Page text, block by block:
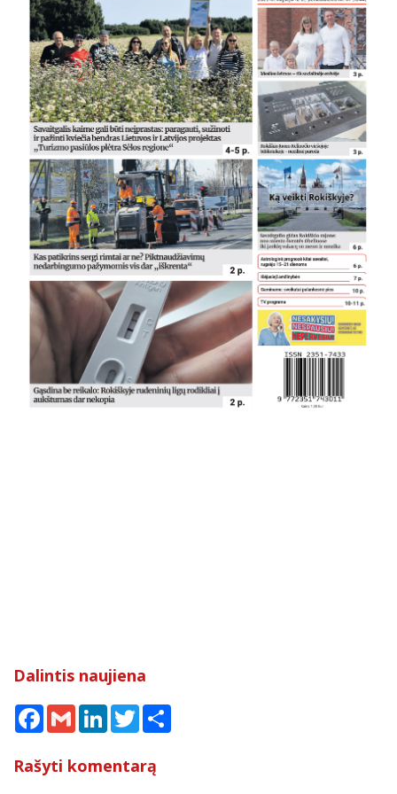
Dalintis naujiena
FacebookGmail LinkedInTwitter
Rašyti komentarą